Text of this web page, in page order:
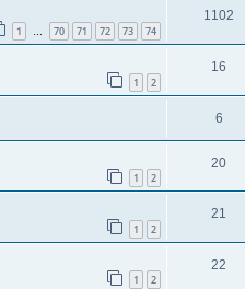
1 … 70 71 72 73 74
1102
1 2
16
6
1 2
20
1 2
21
1 2
22